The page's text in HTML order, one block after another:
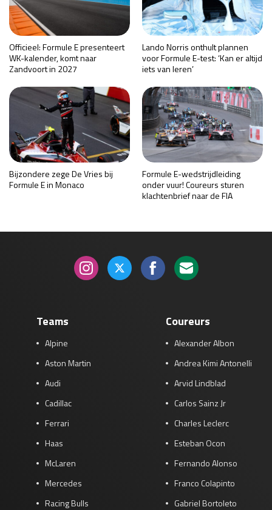
Officieel: Formule E presenteert
WK-kalender, komt naar
Zandvoort in 2027
Lando Norris onthult plannen
voor Formule E-test: ‘Kan er altijd
iets van leren’
Bijzondere zege De Vries bij
Formule E in Monaco
Formule E-wedstrijdleiding
onder vuur! Coureurs sturen
klachtenbrief naar de FIA
Teams
Alpine
Aston Martin
Audi
Cadillac
Ferrari
Haas
McLaren
Mercedes
Racing Bulls
Coureurs
Alexander Albon
Andrea Kimi Antonelli
Arvid Lindblad
Carlos Sainz Jr
Charles Leclerc
Esteban Ocon
Fernando Alonso
Franco Colapinto
Gabriel Bortoleto